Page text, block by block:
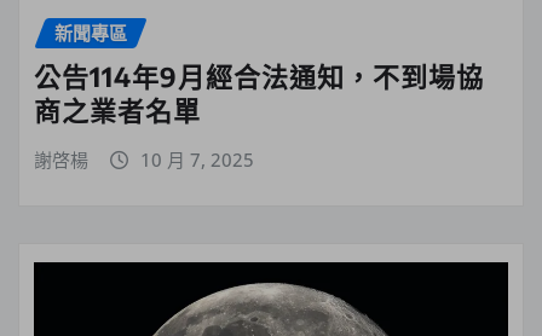
新聞專區
公告114年9月經合法通知，不到場協
商之業者名單
謝啓楊 10 月 7, 2025